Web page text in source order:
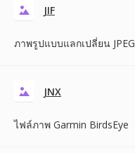
JIF
ภาพรูปแบบแลกเปลี่ยน JPEG
JNX
ไฟล์ภาพ Garmin BirdsEye